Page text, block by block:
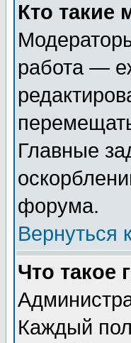
Кто такие
работа —
Главные
форума.
Вернуться
Что такое
Каждый